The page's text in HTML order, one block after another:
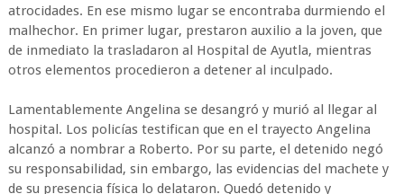
atrocidades. En ese mismo lugar se encontraba durmiendo el
malhechor. En primer lugar, prestaron auxilio a la joven, que
de inmediato la trasladaron al Hospital de Ayutla, mientras
otros elementos procedieron a detener al inculpado.
Lamentablemente Angelina se desangró y murió al llegar al
hospital. Los policías testifican que en el trayecto Angelina
alcanzó a nombrar a Roberto. Por su parte, el detenido negó
su responsabilidad, sin embargo, las evidencias del machete y
de su presencia física lo delataron. Quedó detenido y